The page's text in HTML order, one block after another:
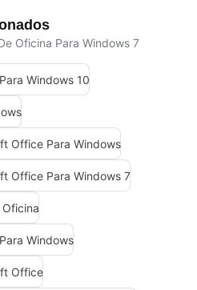
Oficina Para Windows 7
Windows 10
Office Para Windows
Office Para Windows 7
Windows
Office